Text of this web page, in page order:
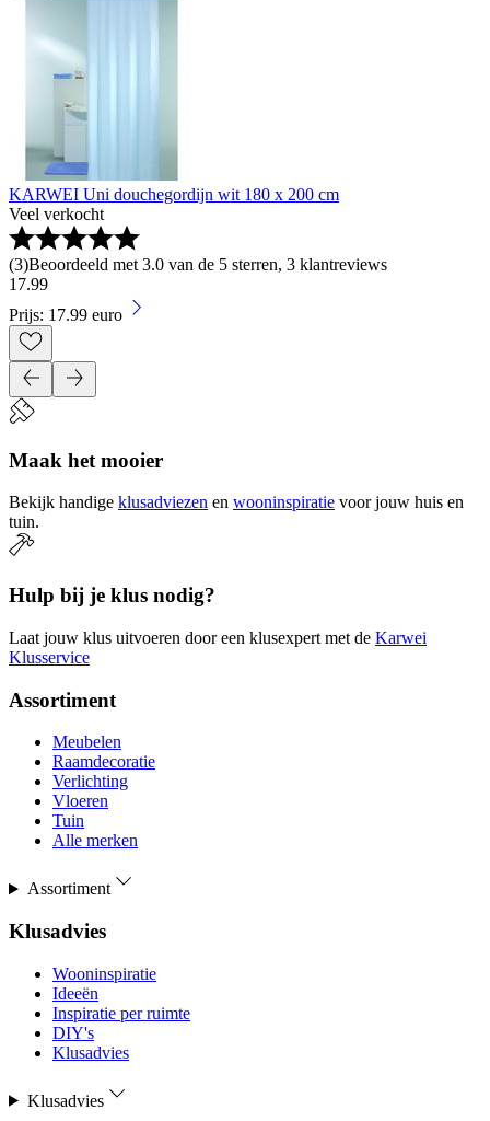
KARWEI Uni douchegordijn wit 180 x 200 cm
Veel verkocht
(3)Beoordeeld met 3.0 van de 5 sterren, 3 klantreviews
17.99
Prijs: 17.99 euro
Maak het mooier
Bekijk handige klusadviezen en wooninspiratie voor jouw huis en
tuin.
Hulp bij je klus nodig?
Laat jouw klus uitvoeren door een klusexpert met de Karwei
Klusservice
Assortiment
Meubelen
Raamdecoratie
Verlichting
Vloeren
Tuin
Alle merken
Assortiment
Klusadvies
Wooninspiratie
Ideeën
Inspiratie per ruimte
DIY's
Klusadvies
Klusadvies